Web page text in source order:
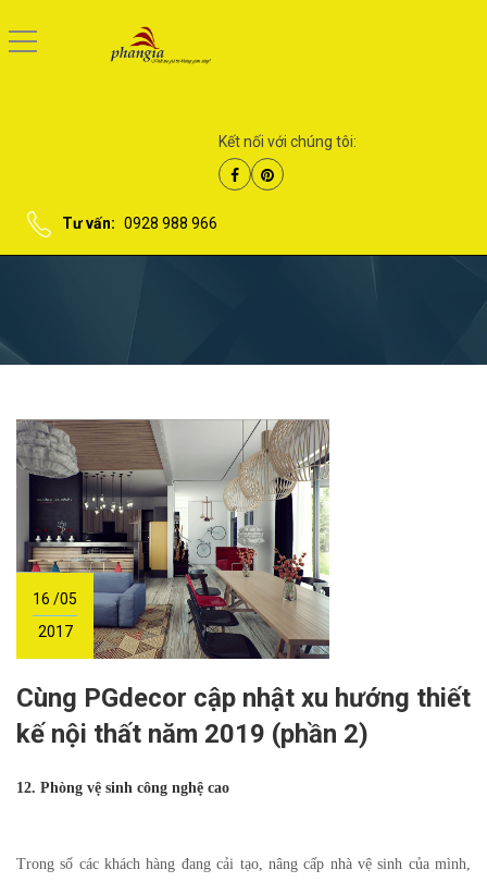
Kết nối với chúng tôi:
Tư vấn: 0928 988 966
16 /05
2017
Cùng PGdecor cập nhật xu hướng thiết
kế nội thất năm 2019 (phần 2)
12. Phòng vệ sinh công nghệ cao
Trong số các khách hàng đang cải tạo, nâng cấp nhà vệ sinh của mình,